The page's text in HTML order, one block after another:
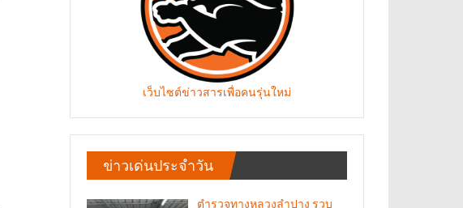
เว็บไซต์ข่าวสารเพื่อคนรุ่นใหม่
ข่าวเด่นประจำวัน
ตำรวจทางหลวงลำปาง รวบ